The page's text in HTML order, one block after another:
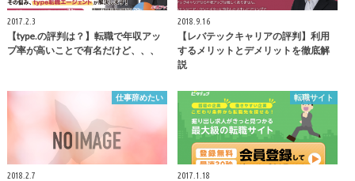
2017.2.3
【type.の評判は？】転職で年収アッ
プ率が高いことで有名だけど、、、
2018.9.16
【レバテックキャリアの評判】利用
するメリットとデメリットを徹底解
説
仕事辞めたい
2018.2.7
転職サイト
2017.1.18